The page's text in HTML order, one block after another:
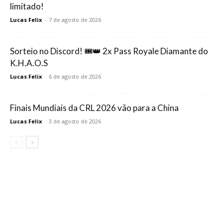
limitado!
Lucas Felix - 7 de agosto de 2026
Sorteio no Discord! 🎟️👑 2x Pass Royale Diamante do
K.H.A.O.S
Lucas Felix - 6 de agosto de 2026
Finais Mundiais da CRL 2026 vão para a China
Lucas Felix - 3 de agosto de 2026